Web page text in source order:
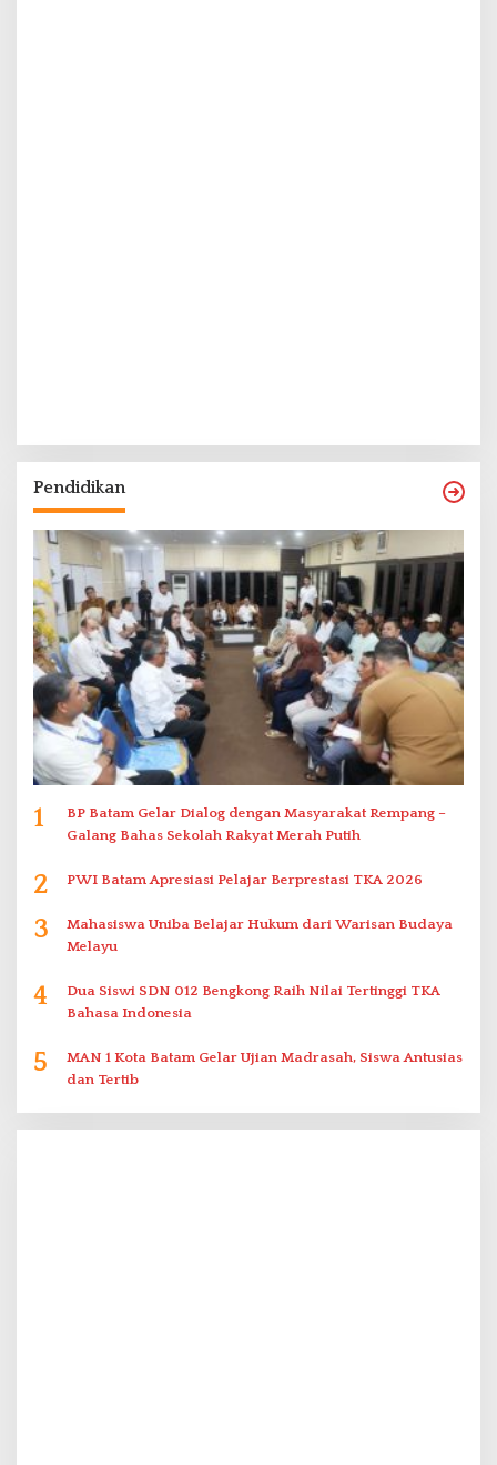
Pendidikan
1
BP Batam Gelar Dialog dengan Masyarakat Rempang –
Galang Bahas Sekolah Rakyat Merah Putih
2 PWI Batam Apresiasi Pelajar Berprestasi TKA 2026
3
Mahasiswa Uniba Belajar Hukum dari Warisan Budaya
Melayu
4
Dua Siswi SDN 012 Bengkong Raih Nilai Tertinggi TKA
Bahasa Indonesia
5
MAN 1 Kota Batam Gelar Ujian Madrasah, Siswa Antusias
dan Tertib